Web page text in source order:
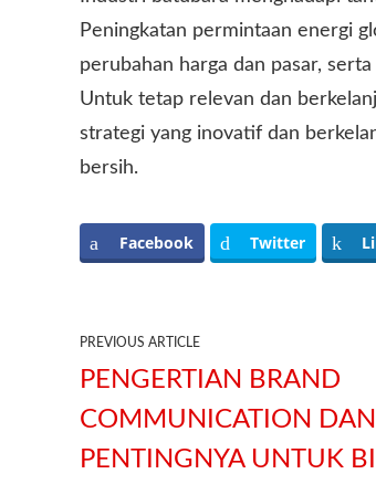
Peningkatan permintaan energi
perubahan harga dan pasar,
Untuk tetap relevan dan
strategi yang inovatif dan
bersih.
Facebook Twitter
PREVIOUS ARTICLE
PENGERTIAN BRAND
COMMUNICATION DAN
PENTINGNYA UNTUK